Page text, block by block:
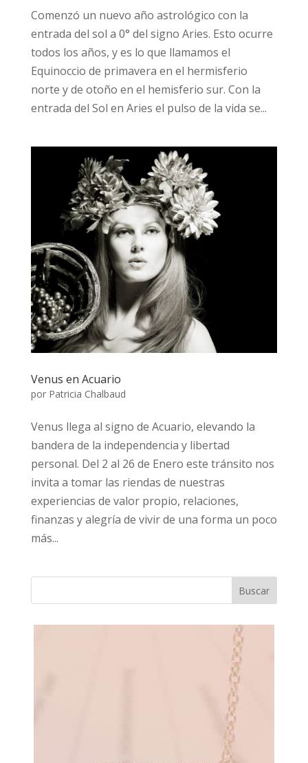
Comenzó un nuevo año astrológico con la
entrada del sol a 0° del signo Aries. Esto ocurre
todos los años, y es lo que llamamos el
Equinoccio de primavera en el hermisferio
norte y de otoño en el hemisferio sur. Con la
entrada del Sol en Aries el pulso de la vida se...
Venus en Acuario
por Patricia Chalbaud
Venus llega al signo de Acuario, elevando la
bandera de la independencia y libertad
personal. Del 2 al 26 de Enero este tránsito nos
invita a tomar las riendas de nuestras
experiencias de valor propio, relaciones,
finanzas y alegría de vivir de una forma un poco
más...